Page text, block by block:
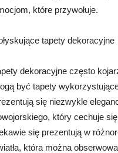
które przywołuje.
tapety dekoracyjne
dekoracyjne często
być tapety
się niezwykle
który cechuje
się prezentują w
która można